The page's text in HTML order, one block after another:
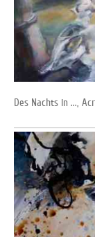
Des Nachts in ...,